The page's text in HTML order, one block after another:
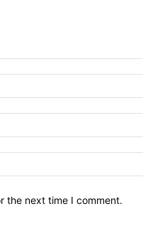
the next time I comment.